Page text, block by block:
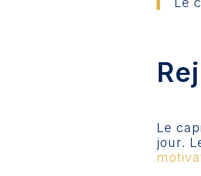
Le
jour.